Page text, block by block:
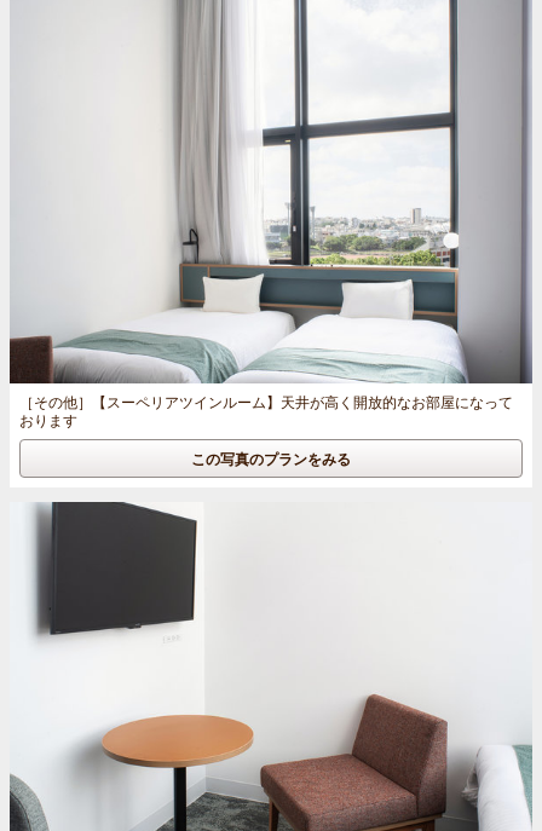
［その他］
【スーペリアツインルーム】天井が高く開放的なお部屋になって
おります
この写真のプランをみる